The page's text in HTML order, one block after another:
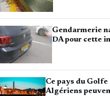
Gendarmerie
DA pour cette
Ce pays du
Algériens